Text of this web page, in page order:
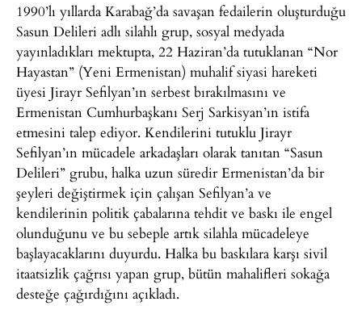
1990’lı yıllarda Karabağ’da savaşan fedailerin oluşturduğu
Sasun Delileri adlı silahlı grup, sosyal medyada
yayınladıkları mektupta, 22 Haziran’da tutuklanan “Nor
Hayastan” (Yeni Ermenistan) muhalif siyasi hareketi
üyesi Jirayr Sefilyan’ın serbest bırakılmasını ve
Ermenistan Cumhurbaşkanı Serj Sarkisyan’ın istifa
etmesini talep ediyor. Kendilerini tutuklu Jirayr
Sefilyan’ın mücadele arkadaşları olarak tanıtan “Sasun
Delileri” grubu, halka uzun süredir Ermenistan’da bir
şeyleri değiştirmek için çalışan Sefilyan’a ve
kendilerinin politik çabalarına tehdit ve baskı ile engel
olunduğunu ve bu sebeple artık silahla mücadeleye
başlayacaklarını duyurdu. Halka bu baskılara karşı sivil
itaatsizlik çağrısı yapan grup, bütün mahalifleri sokağa
desteğe çağırdığını açıkladı.